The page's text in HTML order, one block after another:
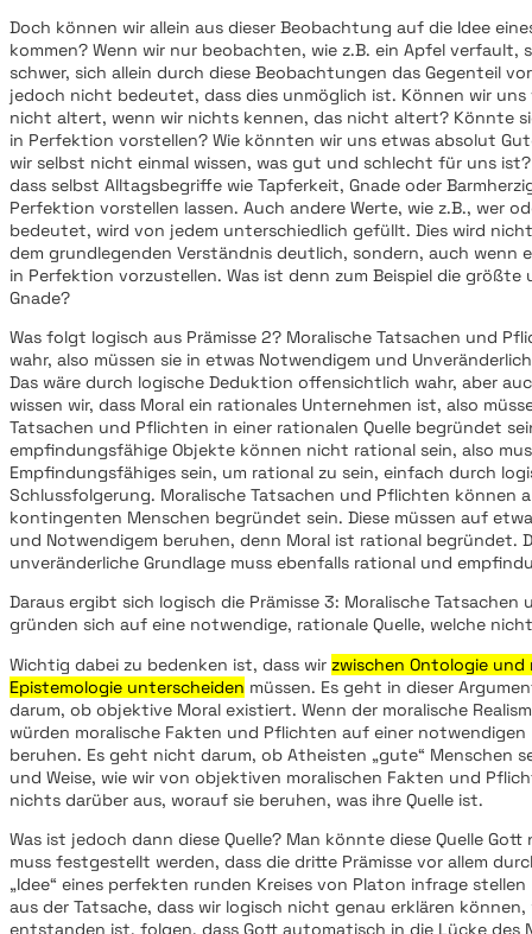
Doch können wir allein aus dieser Beobachtung auf die Idee
kommen? Wenn wir nur beobachten, wie z.B. ein Apfel verfault,
schwer, sich allein durch diese Beobachtungen das Gegenteil
jedoch nicht bedeutet, dass dies unmöglich ist. Können wir uns
nicht altert, wenn wir nichts kennen, das nicht altert? Könnte
in Perfektion vorstellen? Wie könnten wir uns etwas absolut
wir selbst nicht einmal wissen, was gut und schlecht für uns ist?
dass selbst Alltagsbegriffe wie Tapferkeit, Gnade oder
Perfektion vorstellen lassen. Auch andere Werte, wie z.B., wer
bedeutet, wird von jedem unterschiedlich gefüllt. Dies wird
dem grundlegenden Verständnis deutlich, sondern, auch wenn
in Perfektion vorzustellen. Was ist denn zum Beispiel die größte
Gnade?
Was folgt logisch aus Prämisse 2? Moralische Tatsachen und
wahr, also müssen sie in etwas Notwendigem und
Das wäre durch logische Deduktion offensichtlich wahr, aber
wissen wir, dass Moral ein rationales Unternehmen ist, also
Tatsachen und Pflichten in einer rationalen Quelle begründet
empfindungsfähige Objekte können nicht rational sein, also
Empfindungsfähiges sein, um rational zu sein, einfach durch
Schlussfolgerung. Moralische Tatsachen und Pflichten können
kontingenten Menschen begründet sein. Diese müssen auf
und Notwendigem beruhen, denn Moral ist rational begründet.
unveränderliche Grundlage muss ebenfalls rational und
Daraus ergibt sich logisch die Prämisse 3: Moralische Tatsachen
gründen sich auf eine notwendige, rationale Quelle, welche
Wichtig dabei zu bedenken ist, dass wir zwischen Ontologie und
Epistemologie unterscheiden müssen. Es geht in dieser
darum, ob objektive Moral existiert. Wenn der moralische
würden moralische Fakten und Pflichten auf einer notwendigen
beruhen. Es geht nicht darum, ob Atheisten „gute“ Menschen
und Weise, wie wir von objektiven moralischen Fakten und
nichts darüber aus, worauf sie beruhen, was ihre Quelle ist.
Was ist jedoch dann diese Quelle? Man könnte diese Quelle Gott
muss festgestellt werden, dass die dritte Prämisse vor allem
„Idee“ eines perfekten runden Kreises von Platon infrage
aus der Tatsache, dass wir logisch nicht genau erklären können,
entstanden ist, folgen, dass Gott automatisch in die Lücke des